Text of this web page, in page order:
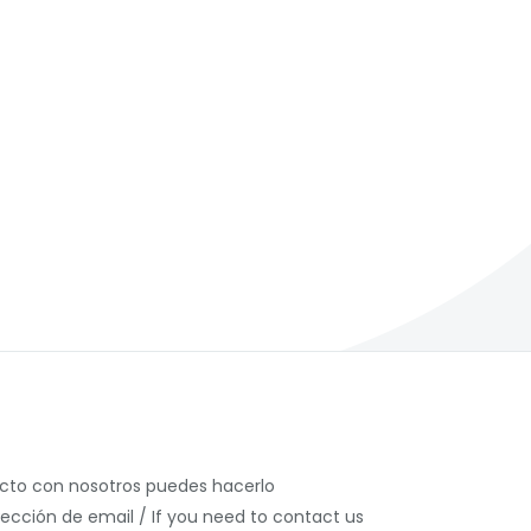
con nosotros puedes hacerlo
de email / If you need to contact us